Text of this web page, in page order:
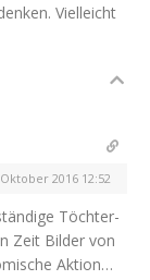
Viel­leicht
2016 12:52
Töch­ter­
Zeit Bil­der von
Aktion…